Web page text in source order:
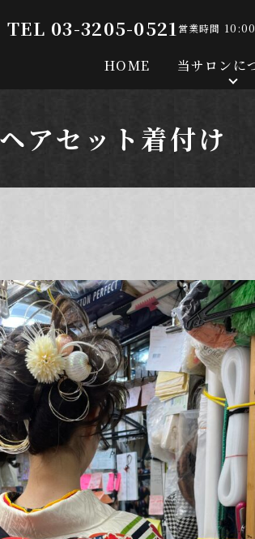
HOME 当サロンに
TEL 03-3205-0521 営業時間
アセット着付け